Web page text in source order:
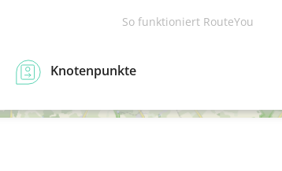
So funktioniert RouteYou
Knotenpunkte